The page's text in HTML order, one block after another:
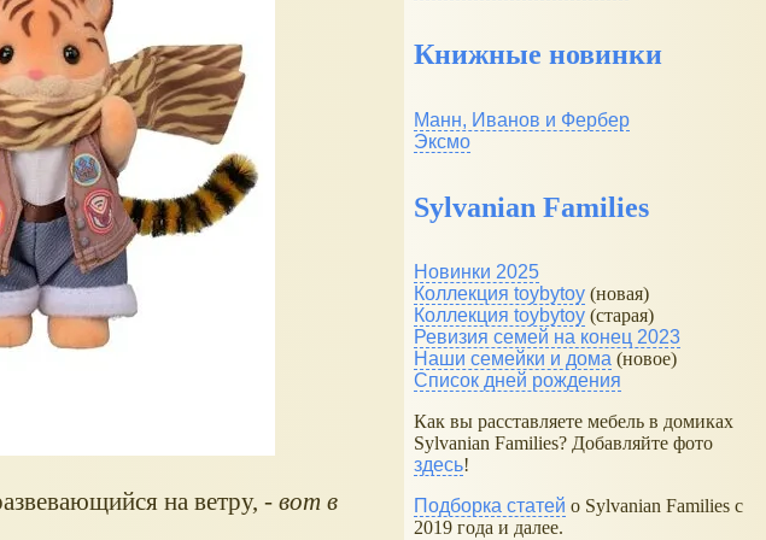
на ветру, - вот в
Книжные новинки
Манн, Иванов и Фербер
Эксмо
Sylvanian Families
Новинки 2025
Коллекция toybytoy (новая)
Коллекция toybytoy (старая)
Ревизия семей на конец 2023
Наши семейки и дома (новое)
Список дней рождения
Как вы расставляете мебель в домиках
Sylvanian Families? Добавляйте фото
здесь!
Подборка статей о Sylvanian Families с
2019 года и далее.